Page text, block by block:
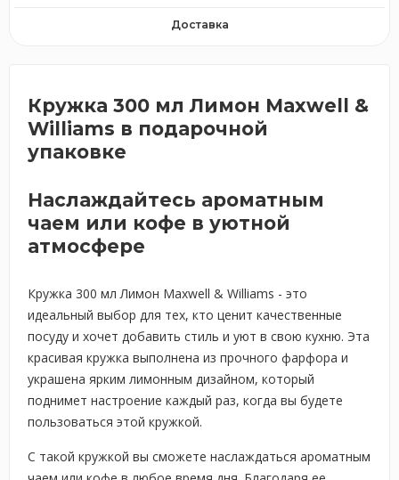
Доставка
Кружка 300 мл Лимон Maxwell &
Williams в подарочной
упаковке
Наслаждайтесь ароматным
чаем или кофе в уютной
атмосфере
Кружка 300 мл Лимон Maxwell & Williams - это
идеальный выбор для тех, кто ценит качественные
посуду и хочет добавить стиль и уют в свою кухню. Эта
красивая кружка выполнена из прочного фарфора и
украшена ярким лимонным дизайном, который
поднимет настроение каждый раз, когда вы будете
пользоваться этой кружкой.
С такой кружкой вы сможете наслаждаться ароматным